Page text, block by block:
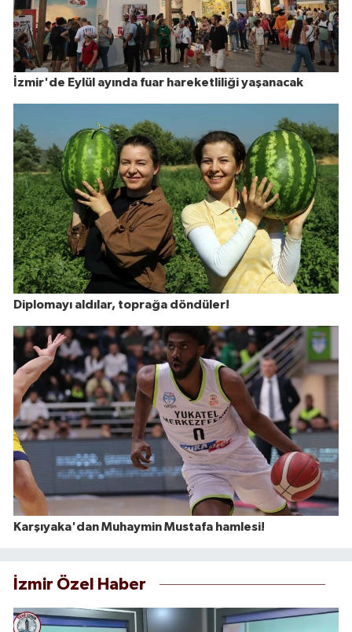
İzmir'de Eylül ayında fuar hareketliliği yaşanacak
Diplomayı aldılar, toprağa döndüler!
Karşıyaka'dan Muhaymin Mustafa hamlesi!
İzmir Özel Haber